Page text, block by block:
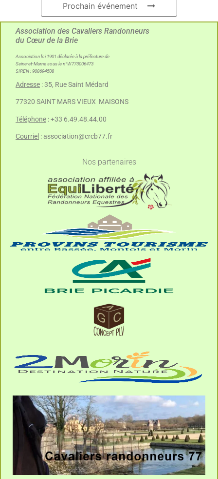
Prochain événement
Association des Cavaliers Randonneurs
du Cœur de la Brie
Association loi 1901 déclarée à la préfecture de
Seine-et-Marne sous le n°W773006473
SIREN : 908694508
Adresse : 35, Rue Saint Médard
77320 SAINT MARS VIEUX MAISONS
Téléphone : +33 6.49.48.44.00
Courriel :association@crcb77.fr
Nos partenaires